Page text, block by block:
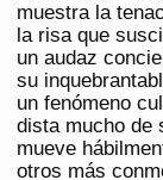
muestra la
la risa que
un audaz
su
un fenómeno
dista mucho de
mueve
otros más